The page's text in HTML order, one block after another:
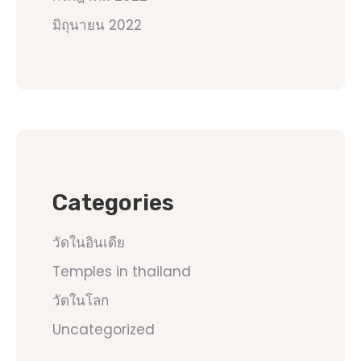
มิถุนายน 2022
Categories
วัดในอินเดีย
Temples in thailand
วัดในโลก
Uncategorized